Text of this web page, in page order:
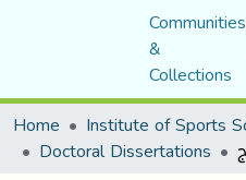
Communities
&
Collections
Home
Doctoral Dissertations